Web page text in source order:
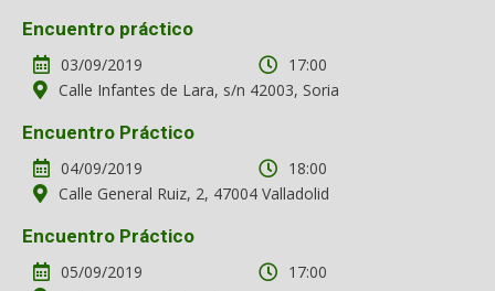
Encuentro práctico
03/09/2019
17:00
Calle Infantes de Lara, s/n 42003, Soria
Encuentro Práctico
04/09/2019
18:00
Calle General Ruiz, 2, 47004 Valladolid
Encuentro Práctico
05/09/2019
17:00